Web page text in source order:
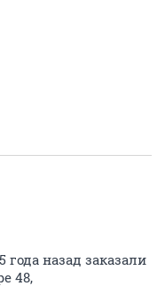
(часть 12)